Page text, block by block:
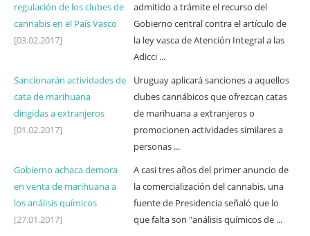
regulación de los clubes de
cannabis en el País Vasco
[03.02.2017]
admitido a trámite el recurso del
Gobierno central contra el artículo de
la ley vasca de Atención Integral a las
Adicci ...
Sancionarán actividades de
cata de marihuana
dirigidas a extranjeros
[01.02.2017]
Uruguay aplicará sanciones a aquellos
clubes cannábicos que ofrezcan catas
de marihuana a extranjeros o
promocionen actividades similares a
personas ...
Gobierno achaca demora
en venta de marihuana a
los análisis químicos
[27.01.2017]
A casi tres años del primer anuncio de
la comercialización del cannabis, una
fuente de Presidencia señaló que lo
que falta son "análisis químicos de ...